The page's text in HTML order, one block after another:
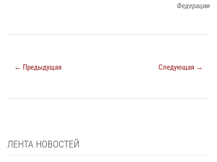
Федерации
← Предыдущая Следующая →
ЛЕНТА НОВОСТЕЙ